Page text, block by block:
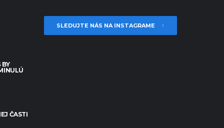
BY
ČASTI
SLEDUJTE NÁS NA INSTAGRAME